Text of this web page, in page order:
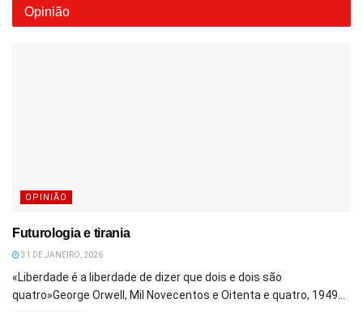
Opinião
OPINIÃO
Futurologia e tirania
31 DE JANEIRO, 2026
«Liberdade é a liberdade de dizer que dois e dois são
quatro»George Orwell, Mil Novecentos e Oitenta e quatro, 1949...